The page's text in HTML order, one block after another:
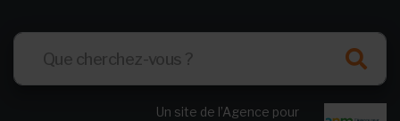
Un site de l’Agence pour